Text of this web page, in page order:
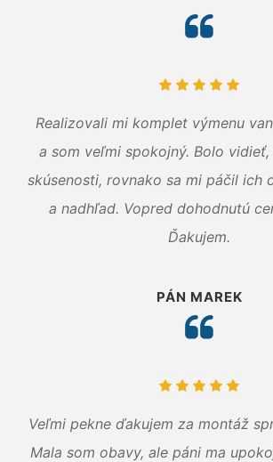
Realizovali mi komplet výmenu
a som veľmi spokojný. Bolo
skúsenosti, rovnako sa mi páčil ich
a nadhľad. Vopred dohodnutú
Ďakujem.
PÁN MAREK
Veľmi pekne ďakujem za montáž
Mala som obavy, ale páni ma